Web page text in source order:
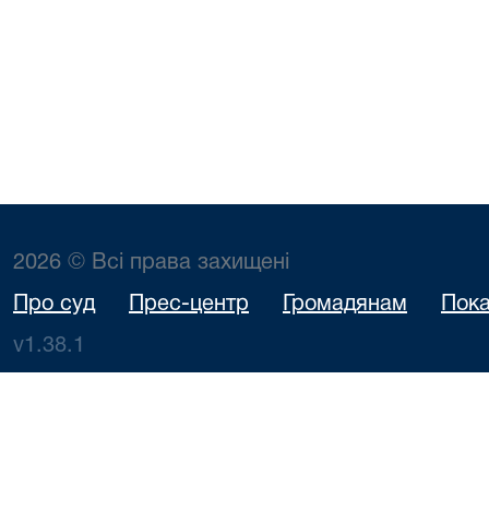
2026 © Всі права захищені
Про суд Прес-центр Громадянам
v1.38.1